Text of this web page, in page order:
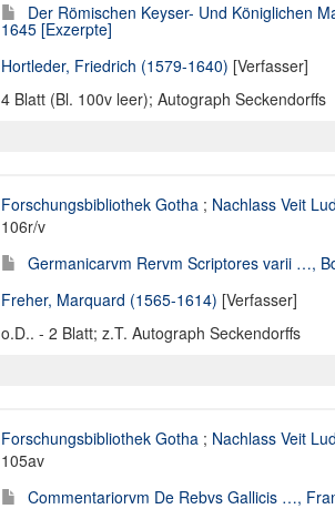
Der Römischen Keyser- Und Königlichen
1645 [Exzerpte]
Hortleder, Friedrich (1579-1640) [Verfasser]
4 Blatt (Bl. 100v leer); Autograph Seckendorffs
Forschungsbibliothek Gotha ; Nachlass Veit
106r/v
Germanicarvm Rervm Scriptores varii …,
Freher, Marquard (1565-1614) [Verfasser]
o.D.. - 2 Blatt; z.T. Autograph Seckendorffs
Forschungsbibliothek Gotha ; Nachlass Veit
105av
Commentariorvm De Rebvs Gallicis …,